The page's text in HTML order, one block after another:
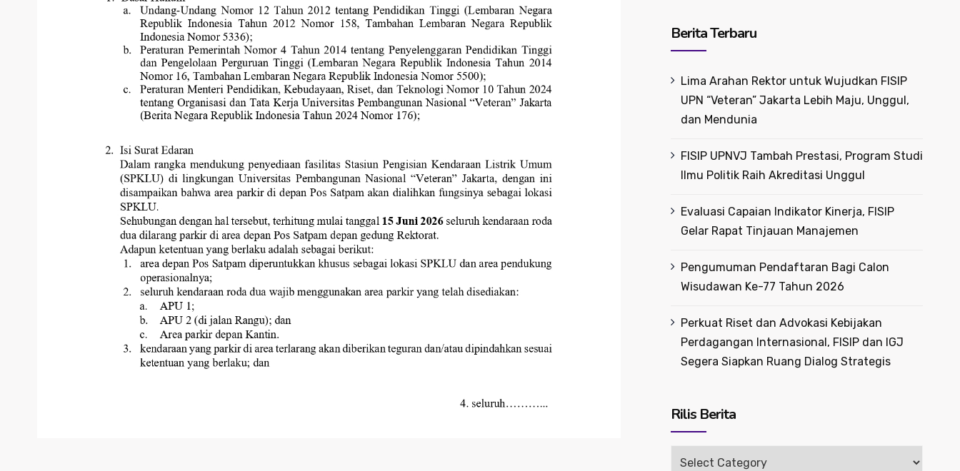
Berita Terbaru
Lima Arahan Rektor untuk Wujudkan FISIP
UPN “Veteran” Jakarta Lebih Maju, Unggul,
dan Mendunia
FISIP UPNVJ Tambah Prestasi, Program Studi
Ilmu Politik Raih Akreditasi Unggul
Evaluasi Capaian Indikator Kinerja, FISIP
Gelar Rapat Tinjauan Manajemen
Pengumuman Pendaftaran Bagi Calon
Wisudawan Ke-77 Tahun 2026
Perkuat Riset dan Advokasi Kebijakan
Perdagangan Internasional, FISIP dan IGJ
Segera Siapkan Ruang Dialog Strategis
Rilis Berita
Rilis